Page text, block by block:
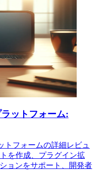
ットフォーム:
トフォームの詳細レビュ
を作成、プラグイン拡
ョンをサポート、開発者